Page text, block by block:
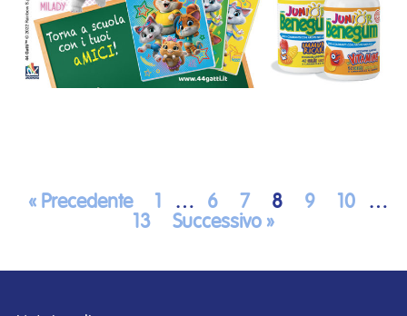
« Precedente 1 … 6 7 8 9 10
…
13
Successivo »